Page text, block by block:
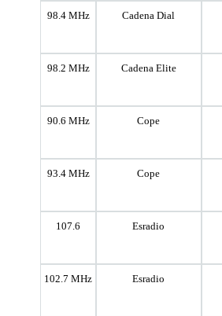
98.4 MHz Cadena Dial
98.2 MHz Cadena Elite
90.6 MHz Cope
93.4 MHz Cope
107.6 Esradio
102.7 MHz Esradio